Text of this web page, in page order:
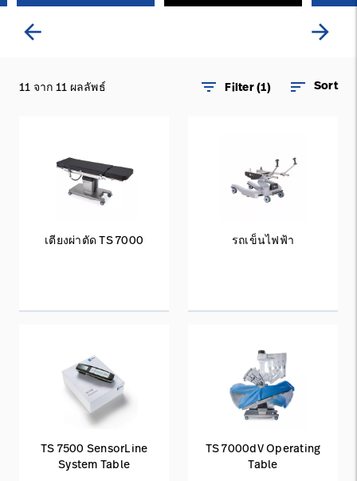
arrow_back arrow_forward
11 จาก 11 ผลลัพธ์ filter_list Filter (1) sort Sort
เตียงผ่าตัด TS 7000 รถเข็นไฟฟ้า
TS 7500 SensorLine
System Table
TS 7000dV Operating
Table